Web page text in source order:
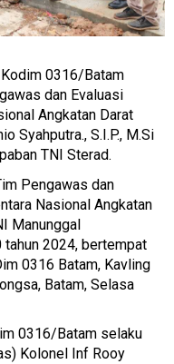
0316/Batam
dan Evaluasi
Angkatan Darat
Syahputra., S.I.P., M.Si
TNI Sterad.
Pengawas dan
Nasional Angkatan
Manunggal
2024, bertempat
0316 Batam, Kavling
Batam, Selasa
0316/Batam selaku
Kolonel Inf Rooy